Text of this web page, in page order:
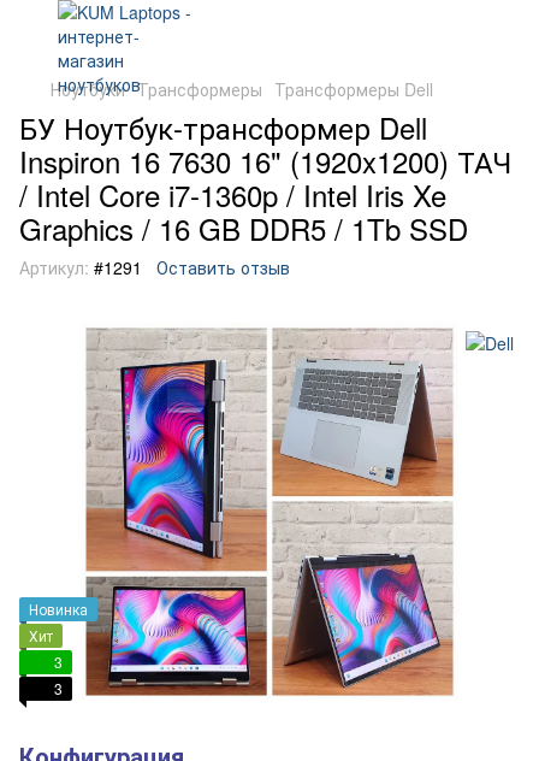
Ноутбуки Трансформеры Трансформеры Dell
БУ Ноутбук-трансформер Dell
Inspiron 16 7630 16" (1920x1200) ТАЧ
/ Intel Core i7-1360p / Intel Iris Xe
Graphics / 16 GB DDR5 / 1Tb SSD
Артикул: #1291 Оставить отзыв
Новинка
Хит
3
3